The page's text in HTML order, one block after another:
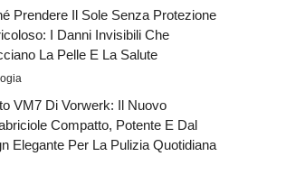
Prendere Il Sole Senza Protezione
I Danni Invisibili Che
La Pelle E La Salute
VM7 Di Vorwerk: Il Nuovo
Compatto, Potente E Dal
Elegante Per La Pulizia Quotidiana